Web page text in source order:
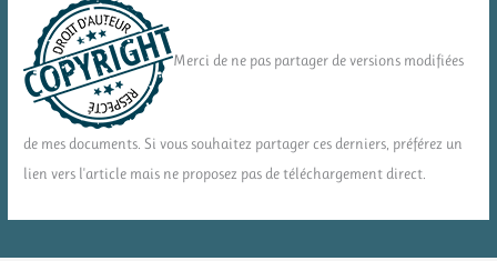
Merci de ne pas partager de versions modifiées
de mes documents. Si vous souhaitez partager ces derniers, préférez un
lien vers l'article mais ne proposez pas de téléchargement direct.